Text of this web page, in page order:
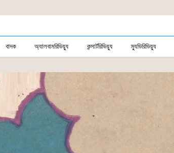
বাদক অ্যালবামরিভিয়্যু কন্সার্টরিভিয়্যু ম্যুভিরিভিয়্যু